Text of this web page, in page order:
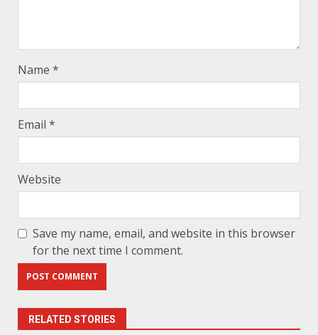
Name *
Email *
Website
Save my name, email, and website in this browser
for the next time I comment.
RELATED STORIES